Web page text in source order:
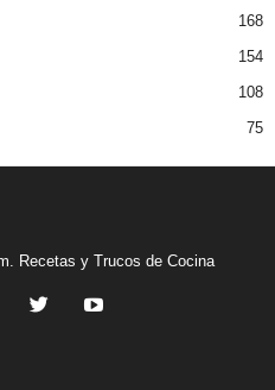
168
154
108
75
Recetas y Trucos de Cocina